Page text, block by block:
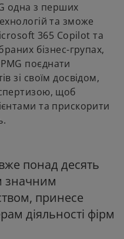
одна з перших
та зможе
365 Copilot та
бізнес-групах,
поєднати
зі своїм досвідом,
щоб
та прискорити
понад десять
значним
принесе
діяльності фірм